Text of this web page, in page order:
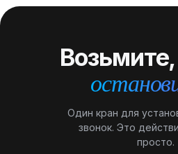
Один кран для
звонок. Это
просто.